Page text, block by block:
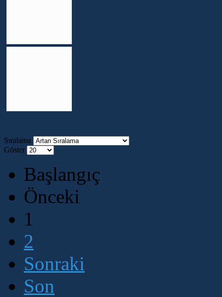
Sıralama
Göster
Başlangıç
Önceki
1
2
Sonraki
Son